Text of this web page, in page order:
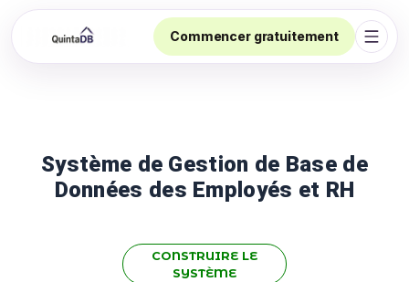
Commencer gratuitement
Système de Gestion de Base de
Données des Employés et RH
CONSTRUIRE LE
SYSTÈME